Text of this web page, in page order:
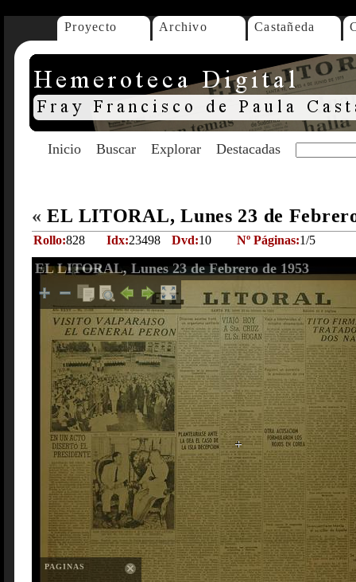
Proyecto Archivo Castañeda
Inicio Buscar Explorar Destacadas
« EL LITORAL, Lunes 23 de
Rollo:828 Idx:23498 Dvd:10 Nº Páginas:1/5
EL LITORAL, Lunes 23 de Febrero de 1953
PAGINAS